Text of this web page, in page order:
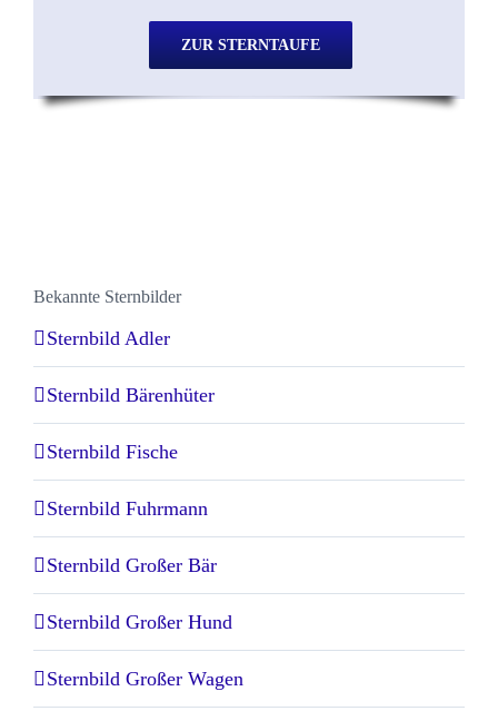
ZUR STERNTAUFE
Bekannte Sternbilder
Sternbild Adler
Sternbild Bärenhüter
Sternbild Fische
Sternbild Fuhrmann
Sternbild Großer Bär
Sternbild Großer Hund
Sternbild Großer Wagen